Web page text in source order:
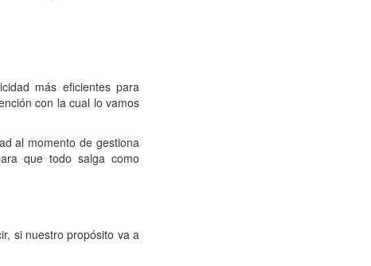
más eficientes para
con la cual lo vamos
al momento de gestiona
que todo salga como
si nuestro propósito va a